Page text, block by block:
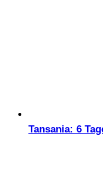
Tansania: 6